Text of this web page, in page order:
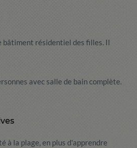
bâtiment résidentiel des filles. Il
avec salle de bain complète.
à la plage, en plus d'apprendre